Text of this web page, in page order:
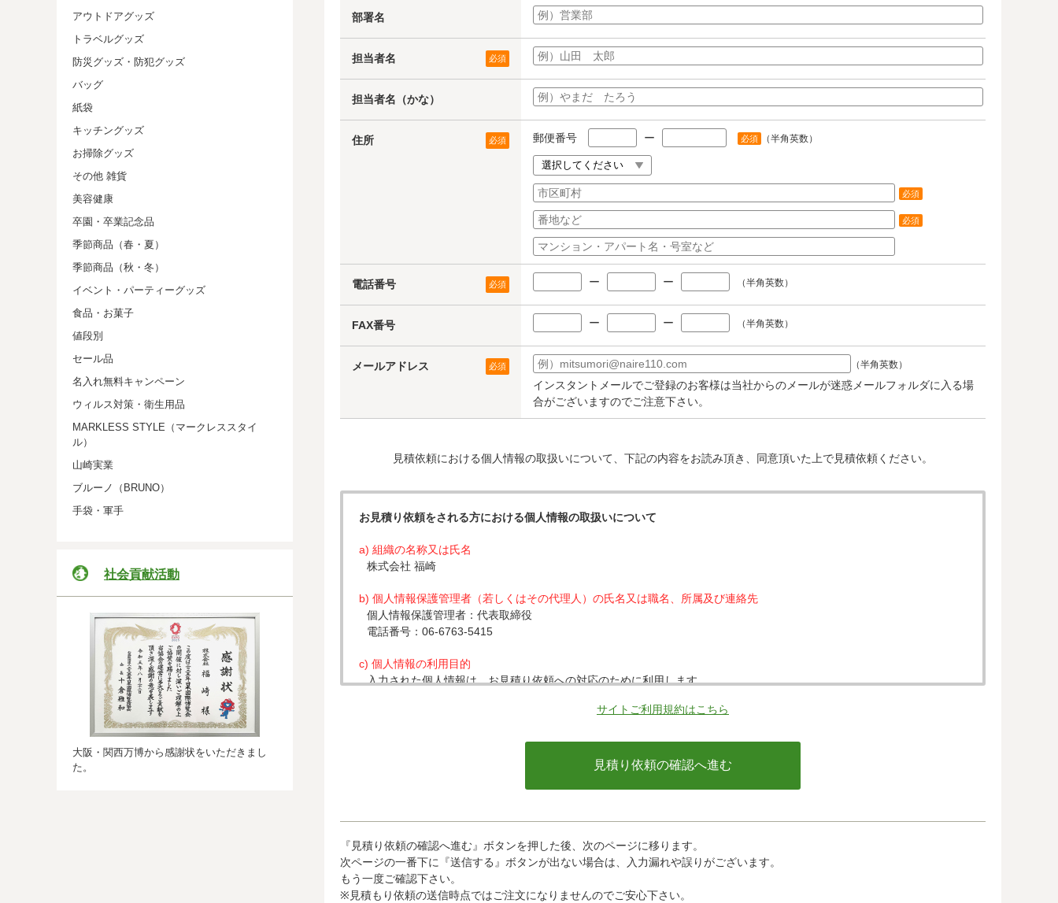
アウトドアグッズ
トラベルグッズ
防災グッズ・防犯グッズ
バッグ
紙袋
キッチングッズ
お掃除グッズ
その他 雑貨
美容健康
卒園・卒業記念品
季節商品（春・夏）
季節商品（秋・冬）
イベント・パーティーグッズ
食品・お菓子
値段別
セール品
名入れ無料キャンペーン
ウィルス対策・衛生用品
MARKLESS STYLE（マークレススタイ
ル）
山崎実業
ブルーノ（BRUNO）
手袋・軍手
社会貢献活動
大阪・関西万博から感謝状をいただきまし
た。
部署名
担当者名 必須
担当者名（かな）
住所 必須 郵便番号 ー 必須 （半角英数）
必須
必須
電話番号 必須 ー ー （半角英数）
FAX番号 ー ー （半角英数）
メールアドレス 必須 （半角英数）
インスタントメールでご登録のお客様は当社からのメールが迷惑メールフォルダに入る場
合がございますのでご注意下さい。
見積依頼における個人情報の取扱いについて、下記の内容をお読み頂き、同意頂いた上で見積依頼ください。
お見積り依頼をされる方における個人情報の取扱いについて
a) 組織の名称又は氏名
株式会社 福崎
b) 個人情報保護管理者（若しくはその代理人）の氏名又は職名、所属及び連絡先
個人情報保護管理者：代表取締役
電話番号：06-6763-5415
c) 個人情報の利用目的
入力された個人情報は、お見積り依頼への対応のために利用します。
・クレジットカード会社への情報提供
当社がお客様から収集した以下の個人情報等は、カード発行会社が行う不正利用検知・防止のために、お客様が利用され
ことができないため、以下の個人情報保護措置に関する情報を把握して、ご提供することはできません。
・提供先が所在する外国の名称
・当該国の個人情報保護に関する情報
・発行会社の個人情報保護の措置
サイトご利用規約はこちら
『見積り依頼の確認へ進む』ボタンを押した後、次のページに移ります。
次ページの一番下に『送信する』ボタンが出ない場合は、入力漏れや誤りがございます。
もう一度ご確認下さい。
※見積もり依頼の送信時点ではご注文になりませんのでご安心下さい。